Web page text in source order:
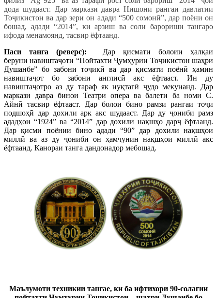
дода шудааст. Дар маркази давра Нишони рангаи давлатии
Тоҷикистон ва дар зери он адади “500 сомонӣ”, дар поёни он
бошад, адади “2014”, ки арзиш ва соли барориши тангаро
ифода менамоянд, тасвир ёфтаанд.
Паси танга (реверс): Дар қисмати болоии ҳалқаи
берунӣ навиштаҷоти “Пойтахти Ҷумҳурии Тоҷикистон шаҳри
Душанбе” бо забони тоҷикӣ ва дар қисмати поёнӣ ҳамин
навиштаҷот бо забони англисӣ акс ёфтааст. Ин ду
навиштаҷотро аз ду тараф як нуқтагӣ ҷудо мекунанд. Дар
маркази давра бинои Театри опера ва балети ба номи С.
Айнӣ тасвир ёфтааст. Дар болои бино рамзи рангаи тоҷи
подшоҳӣ дар дохили арк акс шудааст. Дар ду ҷониби рамз
ададҳои “1924” ва “2014” дар дохили нақшҳо дарҷ ёфтаанд.
Дар қисми поёнии бино адади “90” дар дохили нақшҳои
миллӣ ва аз ду ҷониби он ҳамчунин нақшҳои миллӣ акс
ёфтаанд. Канораи танга дандонадор мебошад.
Маълумоти техникии тангае, ки ба ифтихори 90-солагии